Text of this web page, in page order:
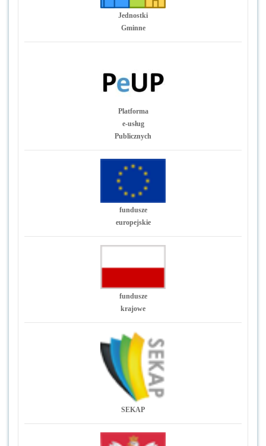
Jednostki
Gminne
Platforma
e-usług
Publicznych
fundusze
europejskie
fundusze
krajowe
SEKAP